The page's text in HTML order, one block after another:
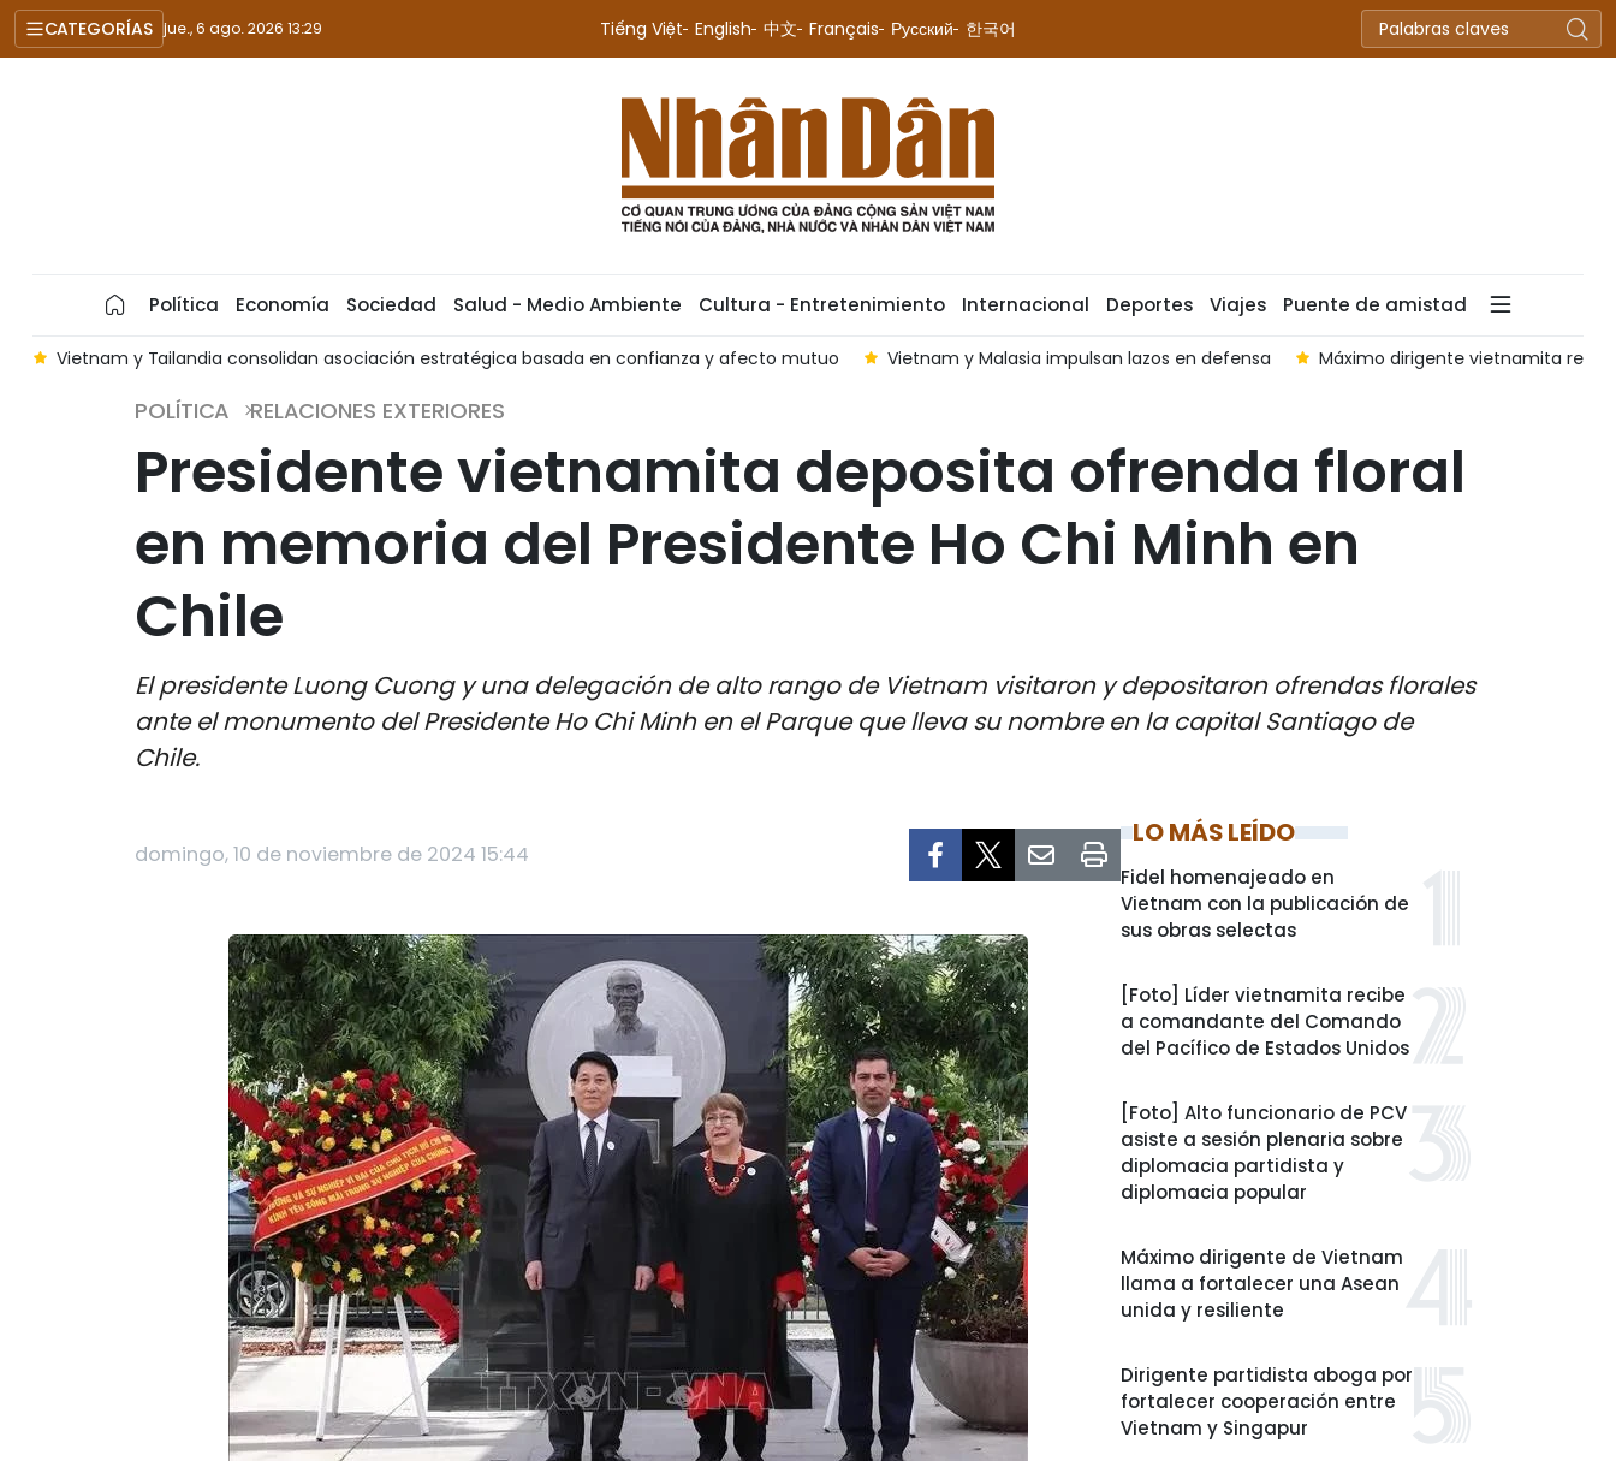
CATEGORÍAS jue., 6 ago. 2026 13:29 Tiếng Việt English 中文 Français Русский 한국어
Política Economía Sociedad Salud - Medio Ambiente Cultura - Entretenimiento Internacional Deportes Viajes Puente de amistad
Vietnam y Tailandia consolidan asociación estratégica basada en confianza y afecto mutuo Vietnam y Malasia impulsan lazos en defensa Máximo dirigente vietnamita
POLÍTICA RELACIONES EXTERIORES
Presidente vietnamita deposita ofrenda floral
en memoria del Presidente Ho Chi Minh en
Chile
El presidente Luong Cuong y una delegación de alto rango de Vietnam visitaron y depositaron ofrendas florales
ante el monumento del Presidente Ho Chi Minh en el Parque que lleva su nombre en la capital Santiago de
Chile.
domingo, 10 de noviembre de 2024 15:44
LO MÁS LEÍDO
Fidel homenajeado en
Vietnam con la publicación de
sus obras selectas
[Foto] Líder vietnamita recibe
a comandante del Comando
del Pacífico de Estados Unidos
[Foto] Alto funcionario de PCV
asiste a sesión plenaria sobre
diplomacia partidista y
diplomacia popular
Máximo dirigente de Vietnam
llama a fortalecer una Asean
unida y resiliente
Dirigente partidista aboga por
fortalecer cooperación entre
Vietnam y Singapur